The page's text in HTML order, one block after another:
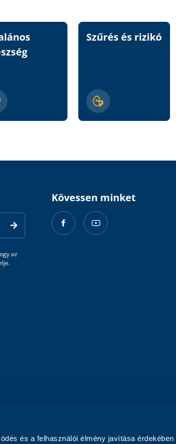
és a felhasználói élmény javítása
Szűrés és rizikó
az
Kövessen minket